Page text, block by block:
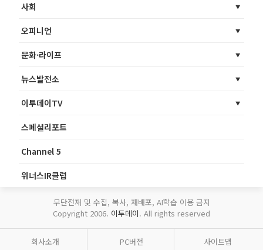
사회
오피니언
문화·라이프
뉴스발전소
이투데이TV
스페셜리포트
Channel 5
위너스IR클럽
무단전재 및 수집, 복사, 재배포, AI학습 이용 금지
Copyright 2006. 이투데이. All rights reserved
회사소개 PC버전 사이트맵